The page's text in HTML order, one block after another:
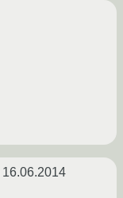
16.06.2014